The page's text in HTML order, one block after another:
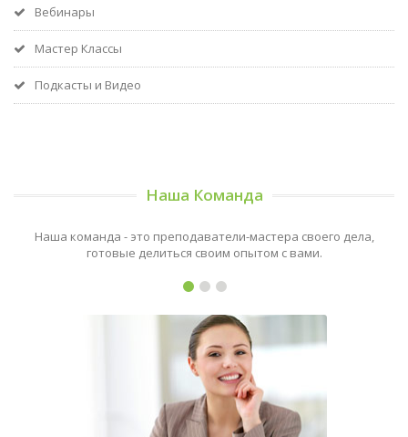
Вебинары
Мастер Классы
Подкасты и Видео
Наша Команда
Наша команда - это преподаватели-мастера своего дела,
готовые делиться своим опытом с вами.